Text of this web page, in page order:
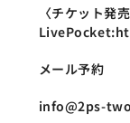
〈チケット発
メール予約
info@2ps-